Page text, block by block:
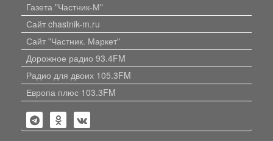
Газета "Частник-М"
Сайт chastnik-m.ru
Сайт "Частник. Маркет"
Дорожное радио 93.4FM
Радио для двоих 105.3FM
Европа плюс 103.3FM